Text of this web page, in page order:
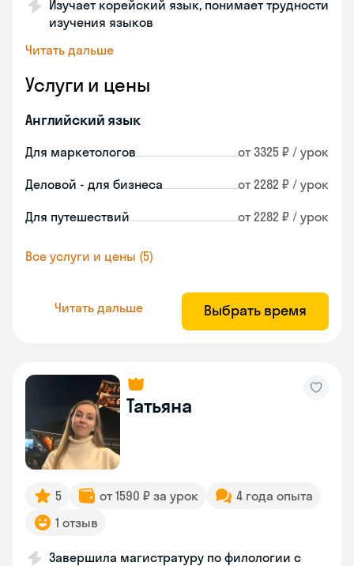
Изучает корейский язык, понимает трудности
изучения языков
Читать дальше
Услуги и цены
Английский язык
Для маркетологов от 3325 ₽ / урок
Деловой - для бизнеса от 2282 ₽ / урок
Для путешествий от 2282 ₽ / урок
Все услуги и цены (5)
Читать дальше Выбрать время
Татьяна
5 от 1590 ₽ за урок
4 года опыта
1 отзыв
Завершила магистратуру по филологии с